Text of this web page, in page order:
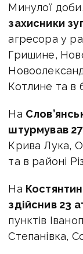
Минулої
захисники
агресора у
Гришине,
Котлине та в
На
штурмував 27
Крива Лука,
та в районі
На
здійснив 23
пунктів
Степанівка,